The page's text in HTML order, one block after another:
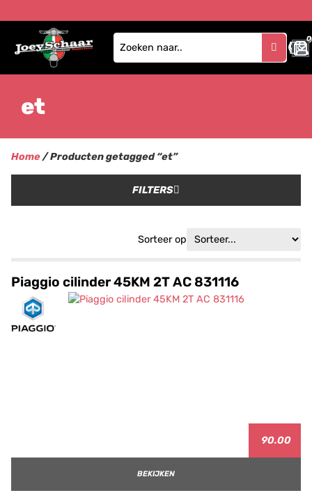
0
0
et
Home/ Producten getagged “et”
FILTERS
Sorteer op
Piaggio cilinder 45KM 2T AC 831116
90.00
BEKIJKEN